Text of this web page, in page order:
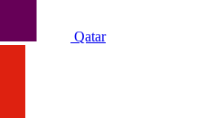
Qatar